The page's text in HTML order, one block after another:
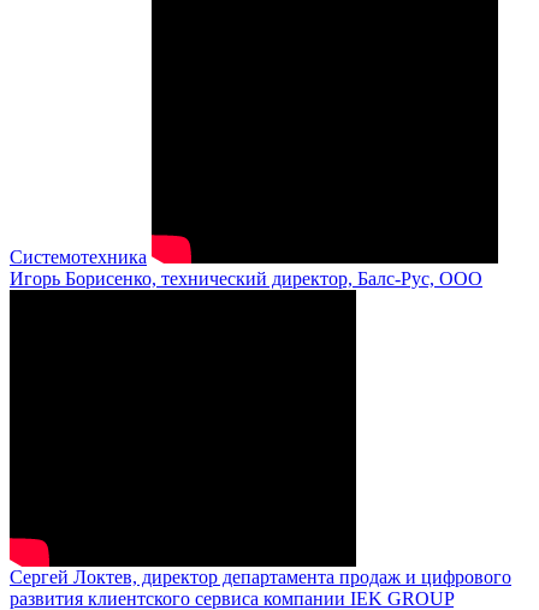
Системотехника
Игорь Борисенко, технический директор, Балс-Рус, ООО
Сергей Локтев, директор департамента продаж и цифрового
развития клиентского сервиса компании IEK GROUP